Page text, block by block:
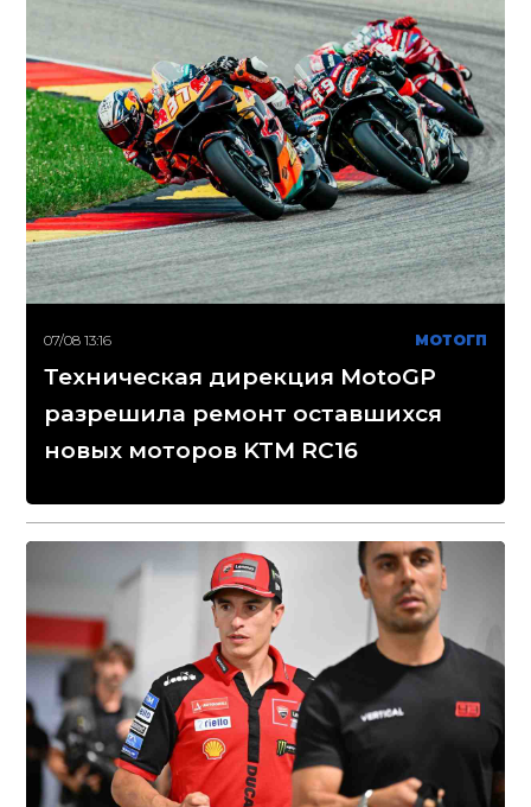
07/08 13:16 МОТОГП
Техническая дирекция MotoGP
разрешила ремонт оставшихся
новых моторов KTM RC16